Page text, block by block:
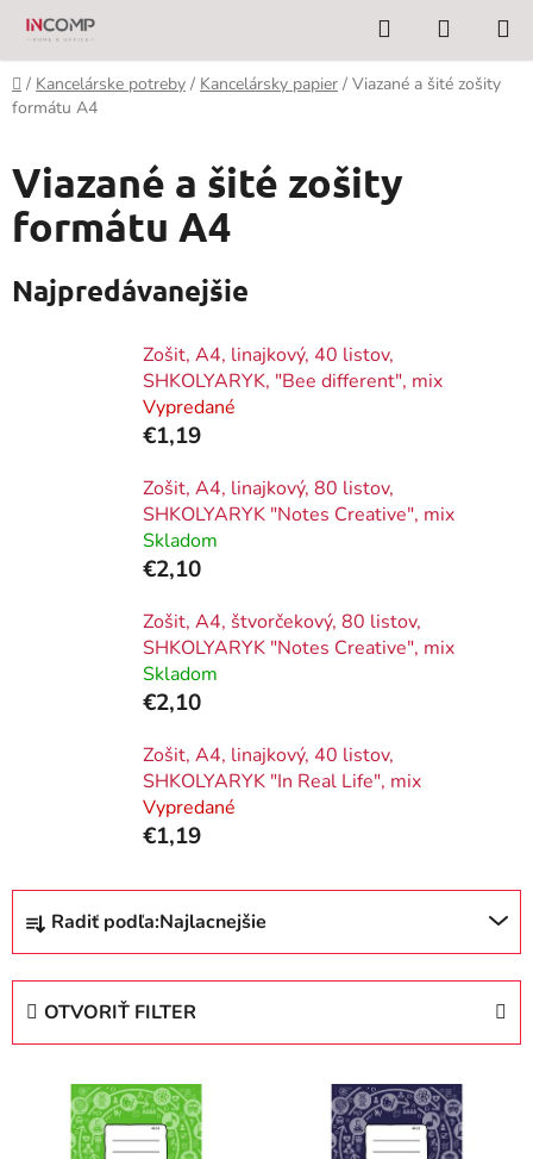
Prejsť
obsah
Hľadať
KOŠÍK
Domov
/ Kancelárske potreby / Kancelársky papier / Viazané a šité zošity
formátu A4
Viazané a šité zošity
formátu A4
Najpredávanejšie
Zošit, A4, linajkový, 40 listov,
SHKOLYARYK, "Bee different", mix
Vypredané
€1,19
Zošit, A4, linajkový, 80 listov,
SHKOLYARYK "Notes Creative", mix
Skladom
€2,10
Zošit, A4, štvorčekový, 80 listov,
SHKOLYARYK "Notes Creative", mix
Skladom
€2,10
Zošit, A4, linajkový, 40 listov,
SHKOLYARYK "In Real Life", mix
Vypredané
€1,19
R
d
Radiť podľa:Najlacnejšie
OTVORIŤ FILTER